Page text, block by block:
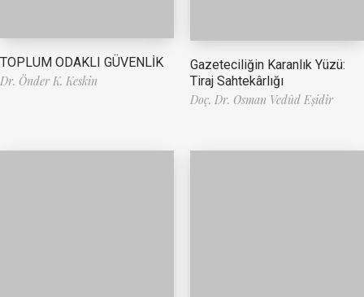
TOPLUM ODAKLI GÜVENLİK
Dr. Önder K. Keskin
Gazeteciliğin Karanlık Yüzü:
Tiraj Sahtekârlığı
Doç. Dr. Osman Vedûd Eşidir